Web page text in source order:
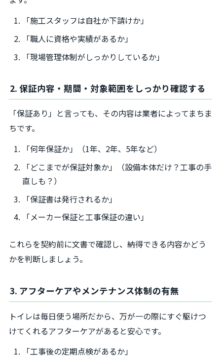
「施工スタッフは自社か下請けか」
「職人に資格や実績があるか」
「現場管理体制がしっかりしているか」
2. 保証内容・期間・対象範囲をしっかり確認する
「保証あり」と言っても、その内容は業者によってまちま
ちです。
「何年保証か」（1年、2年、5年など）
「どこまでが保証対象か」（設備本体だけ？工事の手
直しも？）
「保証書は発行されるか」
「メーカー保証と工事保証の違い」
これらを契約前に文書で確認し、納得できる内容かどう
かを判断しましょう。
3. アフターケアやメンテナンス体制の有無
トイレは毎日使う場所だから、万が一の際にすぐ駆けつ
けてくれるアフターケアがあると安心です。
「工事後の定期点検があるか」